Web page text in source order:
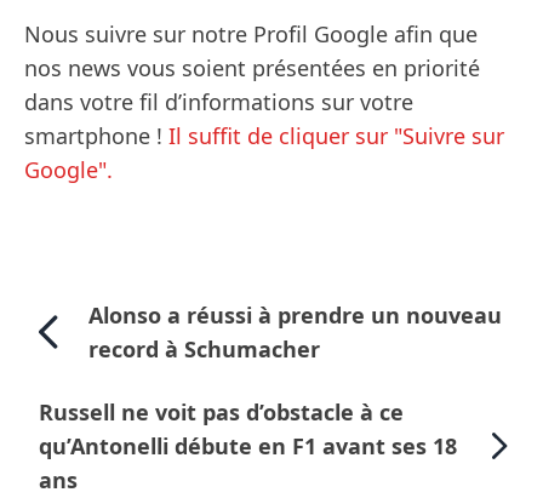
Nous suivre sur notre Profil Google afin que
nos news vous soient présentées en priorité
dans votre fil d’informations sur votre
smartphone ! Il suffit de cliquer sur "Suivre sur
Google".
Alonso a réussi à prendre un nouveau
record à Schumacher
Russell ne voit pas d’obstacle à ce
qu’Antonelli débute en F1 avant ses 18
ans